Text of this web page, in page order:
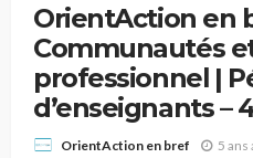
OrientAction en
Communautés
professionnel |
d’enseignants –
OrientAction en bref 5 ans